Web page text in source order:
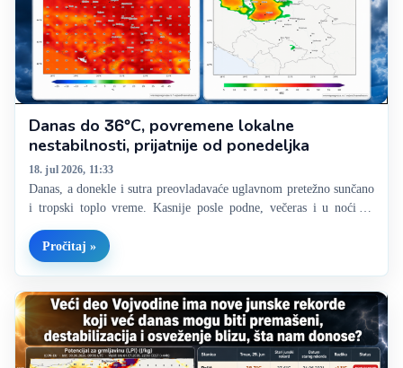
Danas do 36°C, povremene lokalne
nestabilnosti, prijatnije od ponedeljka
18. jul 2026, 11:33
Danas, a donekle i sutra preovladavaće uglavnom pretežno sunčano
i tropski toplo vreme. Kasnije posle podne, večeras i u noći ka
očekuje se lokalna pojava pljuskova sa grmljavinom,…
Pročitaj »